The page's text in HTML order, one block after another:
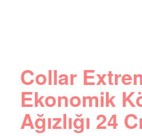
Collar
Ekonomik
Ağızlığı 24